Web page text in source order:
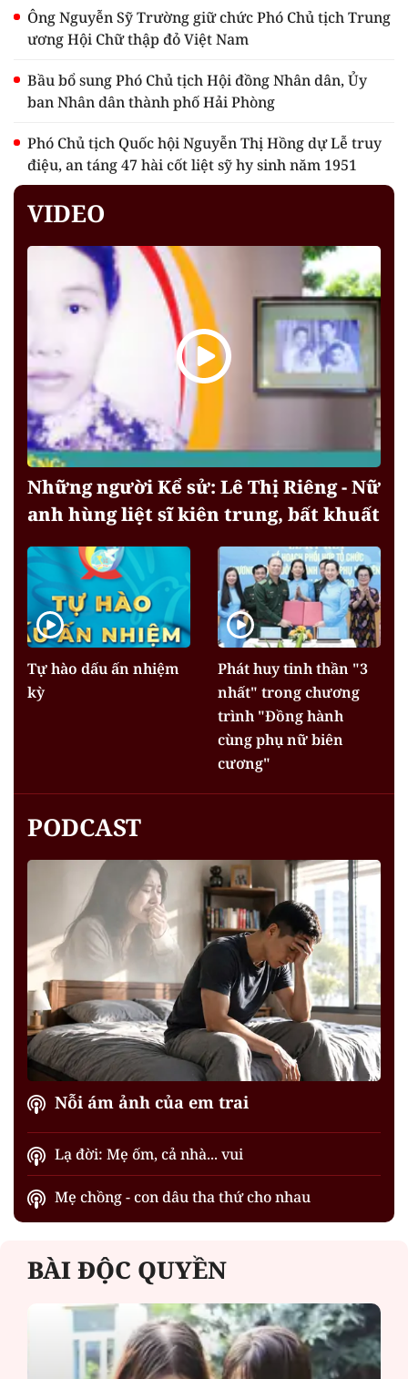
Ông Nguyễn Sỹ Trường giữ chức Phó Chủ tịch Trung
ương Hội Chữ thập đỏ Việt Nam
Bầu bổ sung Phó Chủ tịch Hội đồng Nhân dân, Ủy
ban Nhân dân thành phố Hải Phòng
Phó Chủ tịch Quốc hội Nguyễn Thị Hồng dự Lễ truy
điệu, an táng 47 hài cốt liệt sỹ hy sinh năm 1951
VIDEO
Những người Kể sử: Lê Thị Riêng - Nữ
anh hùng liệt sĩ kiên trung, bất khuất
Tự hào dấu ấn nhiệm
kỳ
Phát huy tinh thần "3
nhất" trong chương
trình "Đồng hành
cùng phụ nữ biên
cương"
PODCAST
Nỗi ám ảnh của em trai
Lạ đời: Mẹ ốm, cả nhà... vui
Mẹ chồng - con dâu tha thứ cho nhau
BÀI ĐỘC QUYỀN